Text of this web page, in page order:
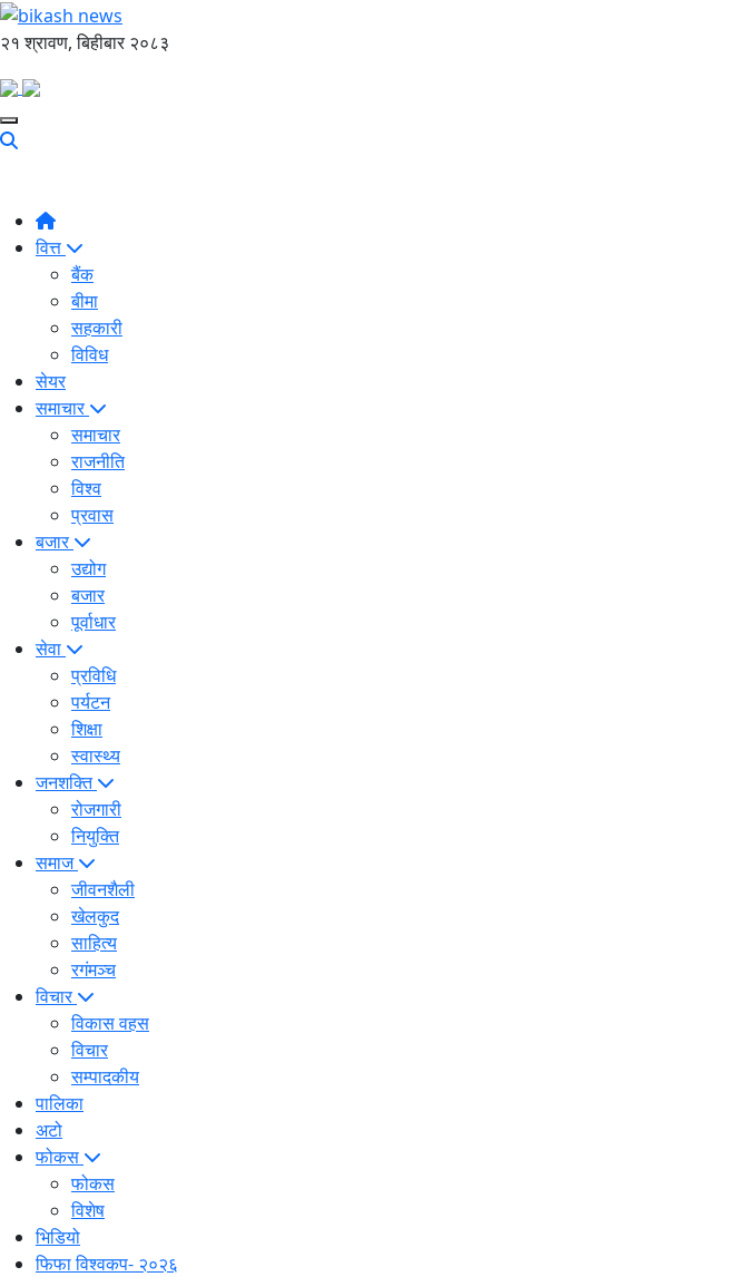
२१ श्रावण, बिहीबार २०८३
वित्त
बैंक
बीमा
सहकारी
विविध
सेयर
समाचार
समाचार
राजनीति
विश्व
प्रवास
बजार
उद्योग
बजार
पूर्वाधार
सेवा
प्रविधि
पर्यटन
शिक्षा
स्वास्थ्य
जनशक्ति
रोजगारी
नियुक्ति
समाज
जीवनशैली
खेलकुद
साहित्य
रगंमञ्च
विचार
विकास वहस
विचार
सम्पादकीय
पालिका
अटो
फोकस
फोकस
विशेष
भिडियो
फिफा विश्वकप- २०२६